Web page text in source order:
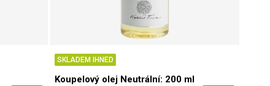
SKLADEM IHNED
Koupelový olej Neutrální: 200 ml